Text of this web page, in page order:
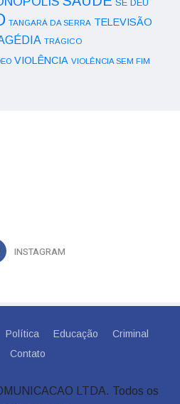
SE DEU
TANGARÁ DA SERRA TELEVISÃO
TRÁGICO
VIOLÊNCIA VIOLÊNCIA SEM FIM
INSTAGRAM
Política Educação
Criminal
Contato
LTDA. Todos os